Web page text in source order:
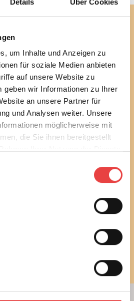
um Inhalte und Anzeigen zu
für soziale Medien anbieten
auf unsere Website zu
geben wir Informationen zu Ihrer
an unsere Partner für
und Analysen weiter. Unsere
möglicherweise mit
die Sie ihnen bereitgestellt
Newsletter bleiben Sie bei
baurechtlichen
auf dem Laufenden.
alle aktuellen Termine und
in jedem Newsletter wieder
gelesen